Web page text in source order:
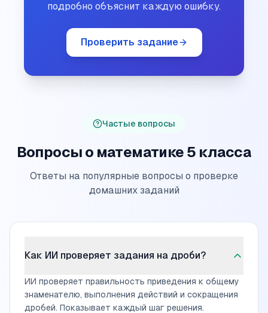
подробно объяснит каждую ошибку.
Проверить задание
Частые вопросы
Вопросы о математике 5 класса
Ответы на популярные вопросы о проверке
домашних заданий
Как ИИ проверяет задания на дроби?
ИИ проверяет правильность приведения к общему
знаменателю, выполнения действий и сокращения
дробей. Показывает каждый шаг решения.